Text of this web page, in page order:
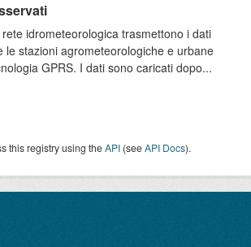
idrometeorologica trasmettono i dati
le stazioni agrometeorologiche e urbane
GPRS. I dati sono caricati dopo...
this registry using theAPI (seeAPI Docs).